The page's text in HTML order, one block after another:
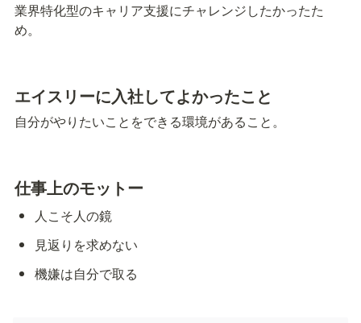
業界特化型のキャリア支援にチャレンジしたかったた
め。
エイスリーに入社してよかったこと
自分がやりたいことをできる環境があること。
仕事上のモットー
人こそ人の鏡
見返りを求めない
機嫌は自分で取る